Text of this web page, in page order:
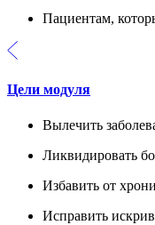
Пациентам,
Цели модуля
Вылечить
Ликвидировать
Избавить от
Исправить